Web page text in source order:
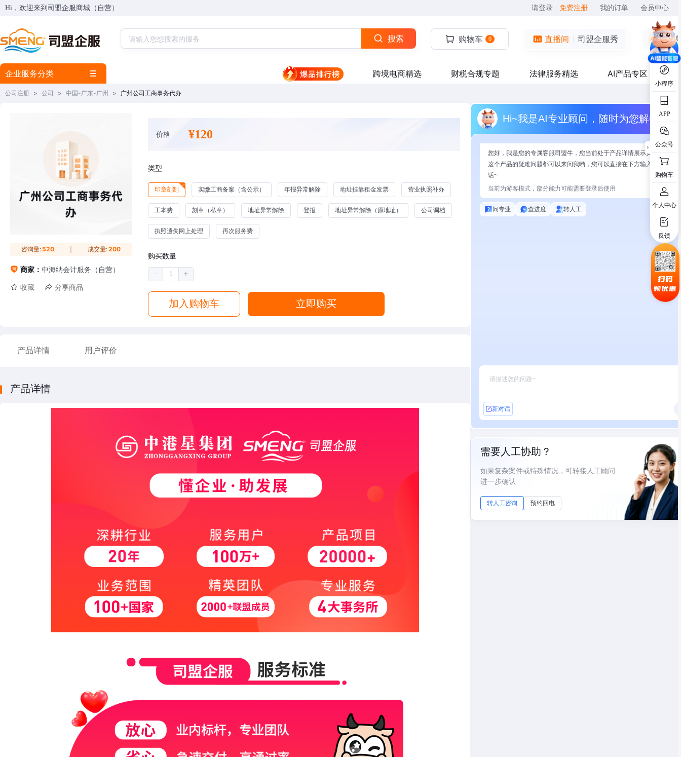
Hi，欢迎来到司盟企服商城（自营） 请登录 免费注册 我的订单 会员中心
小程序
APP
公众号
购物车
个人中心
反馈
扫码
领优惠
搜索 购物车 0 直播间 司盟企服秀
企业服务分类 跨境电商精选 财税合规专题 法律服务精选 AI产品专区
公司注册 > 公司 > 中国-广东-广州 > 广州公司工商事务代办
咨询量: 520 成交量:200
商家： 中海纳会计服务（自营）
收藏 分享商品
价格 ¥120
类型
印章刻制 实缴工商备案（含公示） 年报异常解除 地址挂靠租金发票 营业执照补办
工本费 刻章（私章） 地址异常解除 登报 地址异常解除（原地址） 公司调档
执照遗失网上处理 再次服务费
购买数量
加入购物车 立即购买
产品详情 用户评价
产品详情
Hi~我是AI专业顾问，随时为您解答
您好，我是您的专属客服司盟牛，您当前处于产品详情展示页面，有关
这个产品的疑难问题都可以来问我哟，您可以直接在下方输入问题开始
话~
当前为游客模式，部分能力可能需要登录后使用
问专业 查进度 转人工
新对话
需要人工协助？
如果复杂案件或特殊情况，可转接人工顾问
进一步确认
转人工咨询 预约回电